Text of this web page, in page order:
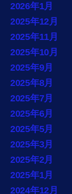
2026年1月
2025年12月
2025年11月
2025年10月
2025年9月
2025年8月
2025年7月
2025年6月
2025年5月
2025年3月
2025年2月
2025年1月
2024年12月